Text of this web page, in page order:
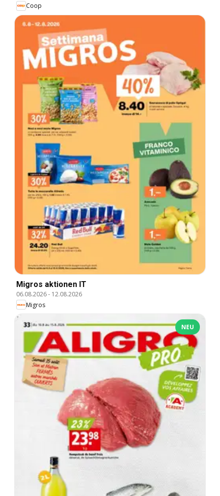
Coop
Migros aktionen IT
06.08.2026- 12.08.2026
Migros
NEU